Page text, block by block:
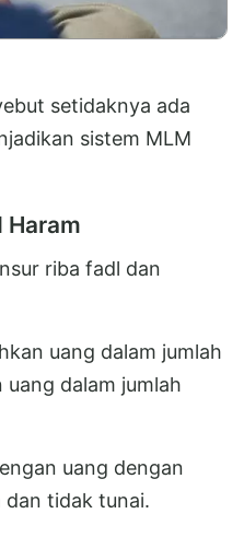
setidaknya ada
sistem MLM
Haram
riba fadl dan
uang dalam jumlah
dalam jumlah
uang dengan
dan tidak tunai.